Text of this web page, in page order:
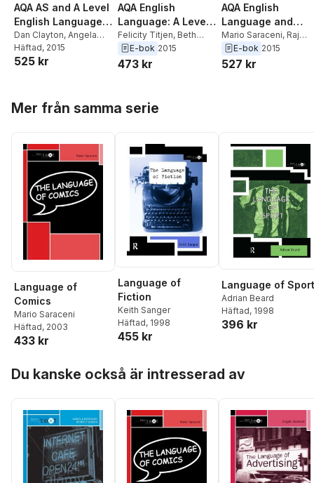
AQA AS and A Level
English Language
Student Book
Dan Clayton, Angela
Goddard,Beth Kemp
Felicity Titjen
Häftad, 2015
525 kr
AQA English
Language: A Level
and AS
Felicity Titjen, Beth
Kemp,Angela Goddard
Dan Clayton
E-bok 2015
473 kr
AQA English
Language and
Literature: A Level
and AS
Mario Saraceni, Raj
Rana,Angela Goddard
Ruth Doyle
E-bok 2015
527 kr
Mer från samma serie
Language of
Comics
Mario Saraceni
Häftad, 2003
433 kr
Language of
Fiction
Keith Sanger
Häftad, 1998
455 kr
Language of Sport
Adrian Beard
Häftad, 1998
396 kr
Du kanske också är intresserad av